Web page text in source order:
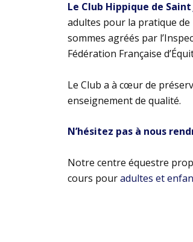
Le Club Hippique de
adultes pour la pratique de
sommes agréés par
Fédération Française
Le Club a à cœur de
enseignement de qualité.
N’hésitez pas à nous
Notre centre équestre
cours pouradultes et